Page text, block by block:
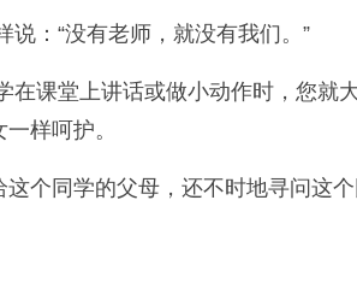
：“没有老师，就没有我们。”
课堂上讲话或做小动作时，您就
样呵护。
个同学的父母，还不时地寻问这